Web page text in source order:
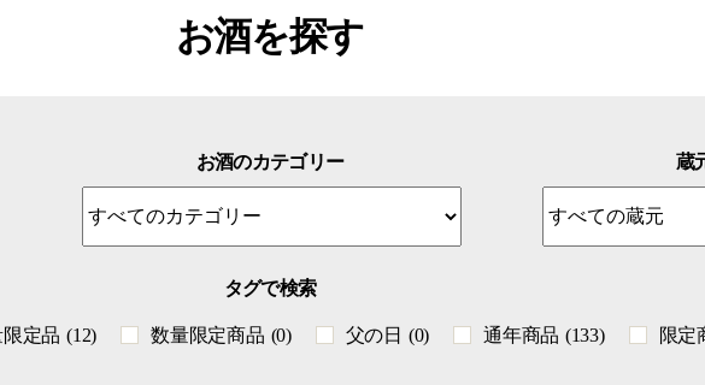
お酒を探す
お酒のカテゴリー 蔵
タグで検索
定品 (12) 数量限定商品 (0) 父の日 (0) 通年商品 (133) 限定